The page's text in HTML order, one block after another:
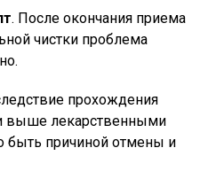
. После окончания приема
чистки проблема
прохождения
выше лекарственными
быть причиной отмены и